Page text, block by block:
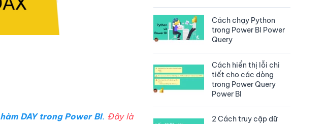
hàm DAY trong Power BI. Đây là
Cách chạy Python
trong Power BI Power
Query
Cách hiển thị lỗi chi
tiết cho các dòng
trong Power Query
Power BI
2 Cách truy cập dữ